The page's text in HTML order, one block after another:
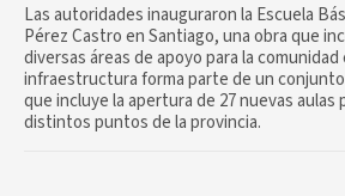
Las autoridades inauguraron la Escuela
Pérez Castro en Santiago, una obra que
diversas áreas de apoyo para la comunidad
infraestructura forma parte de un
que incluye la apertura de 27 nuevas aulas
distintos puntos de la provincia.